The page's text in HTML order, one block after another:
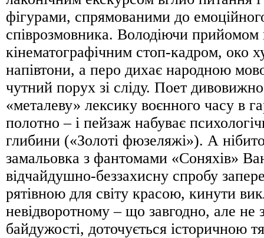
фігурами, спрямованими до
співрозмовника. Володіючи прийомом
кінематографічним стоп-кадром, око
напівтони, а перо дихає народною
чутний порух зі сліду. Поет
«металеву» лексику воєнного часу в
полотно – і пейзаж набуває
глибини («Золоті фюзеляжі»). А
замальовка з фантомами «Соняхів»
відчайдушно-беззахисну спробу
рятівною для світу красою, кинути
невідворотному – що завгодно, але не
байдужості, доточується історичною